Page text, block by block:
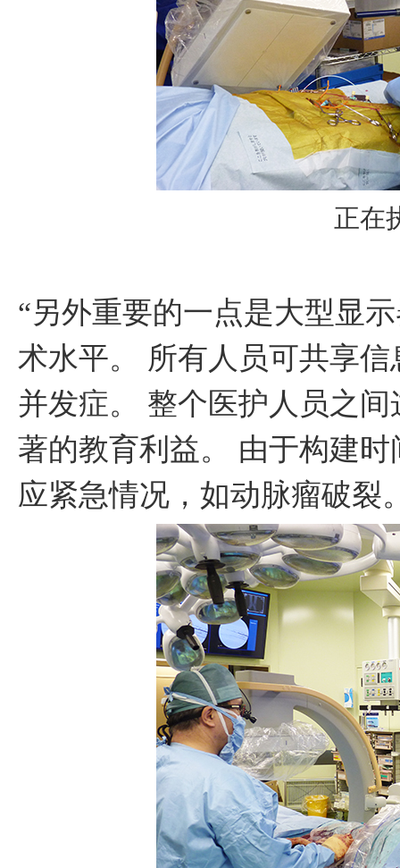
正在
“另外重要的一点是大型显
术水平。 所有人员可共享
并发症。 整个医护人员之
著的教育利益。 由于构建
应紧急情况，如动脉瘤破裂